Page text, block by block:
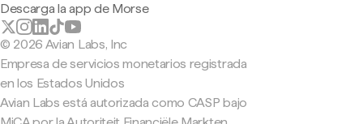
Descarga la app de Morse
© 2026 Avian Labs, Inc
Empresa de servicios monetarios registrada
en los Estados Unidos
Avian Labs está autorizada como CASP bajo